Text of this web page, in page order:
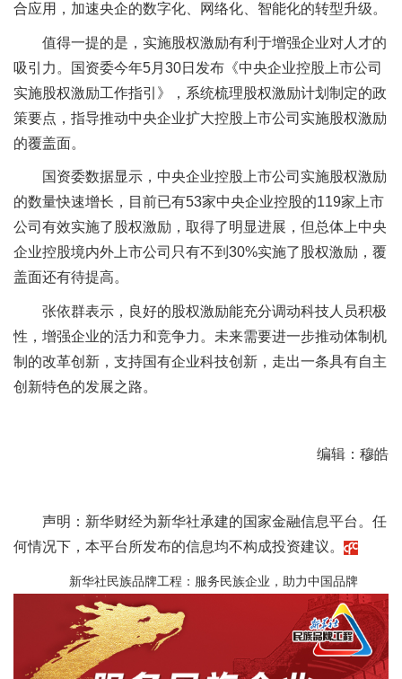
合应用，加速央企的数字化、网络化、智能化的转型升级。
值得一提的是，实施股权激励有利于增强企业对人才的
吸引力。国资委今年5月30日发布《中央企业控股上市公司
实施股权激励工作指引》，系统梳理股权激励计划制定的政
策要点，指导推动中央企业扩大控股上市公司实施股权激励
的覆盖面。
国资委数据显示，中央企业控股上市公司实施股权激励
的数量快速增长，目前已有53家中央企业控股的119家上市
公司有效实施了股权激励，取得了明显进展，但总体上中央
企业控股境内外上市公司只有不到30%实施了股权激励，覆
盖面还有待提高。
张依群表示，良好的股权激励能充分调动科技人员积极
性，增强企业的活力和竞争力。未来需要进一步推动体制机
制的改革创新，支持国有企业科技创新，走出一条具有自主
创新特色的发展之路。
编辑：穆皓
声明：新华财经为新华社承建的国家金融信息平台。任
何情况下，本平台所发布的信息均不构成投资建议。
新华社民族品牌工程：服务民族企业，助力中国品牌